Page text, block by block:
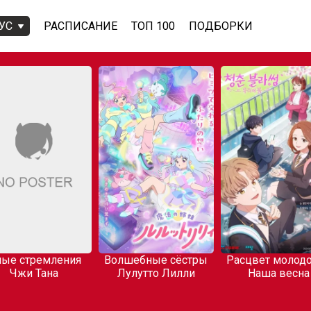
РАСПИСАНИЕ ТОП 100 ПОДБОРКИ
стремления
Чжи Тана
Волшебные сёстры
Лулутто Лилли
Расцвет
Наша весна